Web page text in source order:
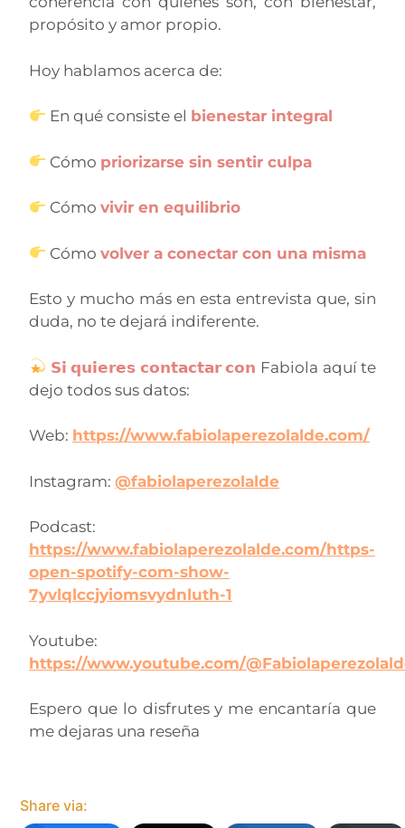
propósito y amor propio.
Hoy hablamos acerca de:
En qué consiste el bienestar integral
Cómo priorizarse sin sentir culpa
Cómovivir en equilibrio
Cómovolver a conectar con una misma
Esto y mucho más en esta entrevista que, sin
duda, no te dejará indiferente.
𝗦𝗶 𝗾𝘂𝗶𝗲𝗿𝗲𝘀 𝗰𝗼𝗻𝘁𝗮𝗰𝘁𝗮𝗿 𝗰𝗼𝗻 Fabiola aquí te
dejo todos sus datos:
Web: https://www.fabiolaperezolalde.com/
Instagram: @fabiolaperezolalde
Podcast:
https://www.fabiolaperezolalde.com/https-
open-spotify-com-show-
7yvlqlccjyiomsvydnluth-1
Youtube:
https://www.youtube.com/
Espero que lo disfrutes y me encantaría que
me dejaras una reseña
Share via: